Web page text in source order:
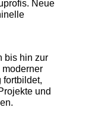
Neue
bis hin zur
fortbildet,
und